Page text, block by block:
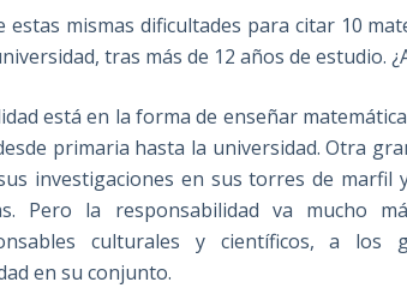
estas mismas dificultades para citar 10
tras más de 12 años de estudio.
está en la forma de enseñar
primaria hasta la universidad. Otra
investigaciones en sus torres de marfil
Pero la responsabilidad va mucho
culturales y científicos, a los
en su conjunto.